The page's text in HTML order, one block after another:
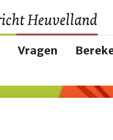
Vragen